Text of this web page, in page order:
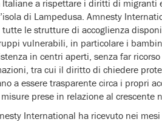
a rispettare i diritti di migranti
di Lampedusa. Amnesty
tutte le strutture di accoglienza
vulnerabili, in particolare i
in centri aperti, senza far
tra cui il diritto di chiedere
a essere trasparente circa i propri
prese in relazione al crescente
International ha ricevuto nei